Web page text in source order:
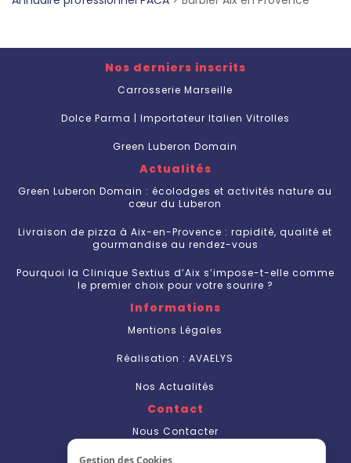
Gestion des Cookies
Nos derniers inscrits
Carrosserie Marseille
Dolce Parma | Importateur Italien Vitrolles
Green Luberon Domain
Actualités
Green Luberon Domain : écolodges et activités nature au
cœur du Luberon
Livraison de pizza à Aix-en-Provence : rapidité, qualité et
gourmandise au rendez-vous
Pourquoi la Clinique Sextius d’Aix s’impose-t-elle comme
le premier choix pour votre sourire ?
Informations
Mentions Légales
Réalisation : AVAELYS
Nos Actualités
Contact
Nous Contacter
S'inscrire